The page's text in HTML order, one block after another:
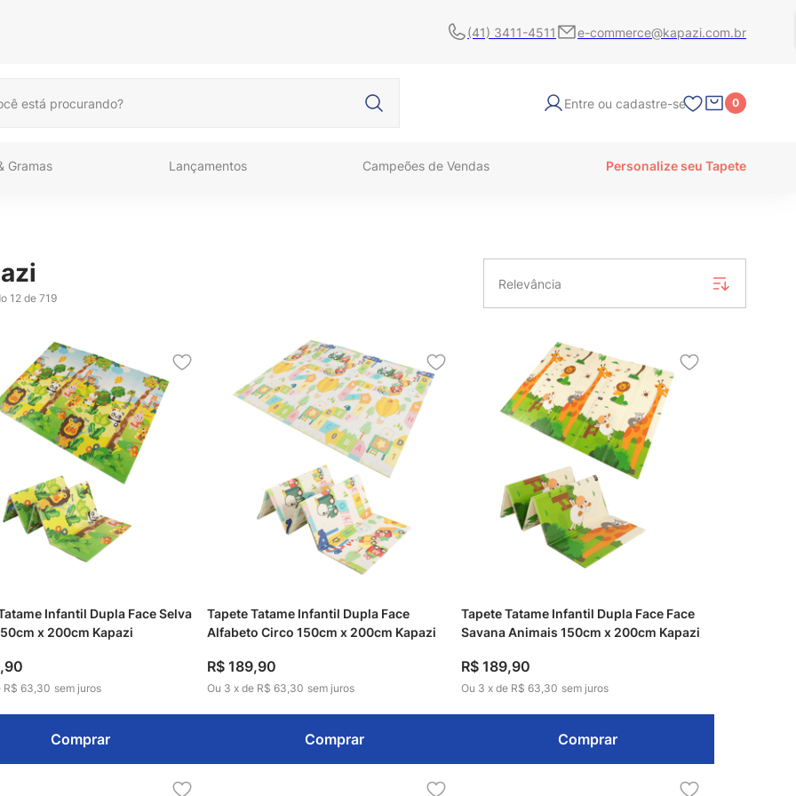
(41) 3411-4511 e-commerce@kapazi.com.br
Entre ou cadastre-se 0
Gramas Lançamentos Campeões de Vendas Personalize seu Tapete
12 de 719
Relevância
Infantil Dupla Face Selva
x 200cm Kapazi
,90
R$ 63,30 sem juros
Comprar
Tapete Tatame Infantil Dupla Face
Alfabeto Circo 150cm x 200cm Kapazi
R$ 189,90
Ou 3 x de R$ 63,30 sem juros
Comprar
Tapete Tatame Infantil Dupla Face Face
Savana Animais 150cm x 200cm Kapazi
R$ 189,90
Ou 3 xde R$ 63,30 sem juros
Comprar